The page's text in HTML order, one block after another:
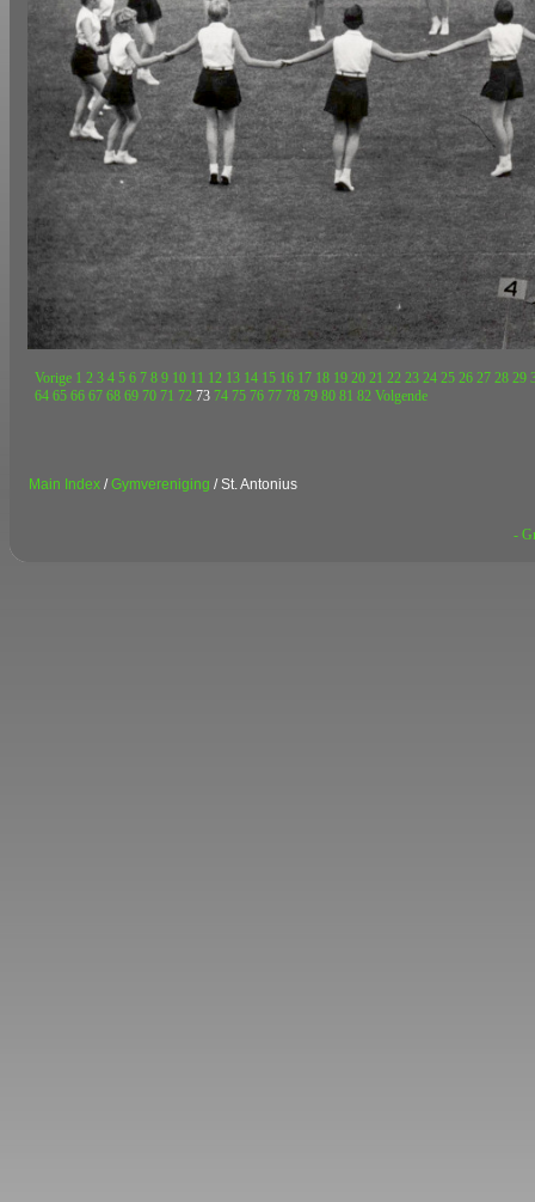
Vorige 1 2 3 4 5 6 7 8 9 10 11 12 13 14 15 16 17 18 19 20 21 22 23 24 25 26 27 28 29
64 65 66 67 68 69 70 71 72 73 74 75 76 77 78 79 80 81 82 Volgende
Main Index /Gymvereniging / St. Antonius
-